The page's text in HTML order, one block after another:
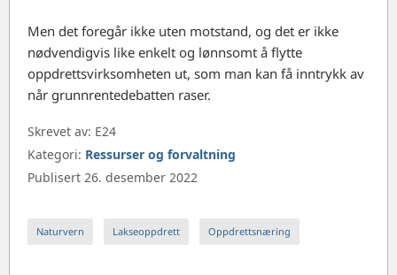
Men det foregår ikke uten motstand, og det er ikke
nødvendigvis like enkelt og lønnsomt å flytte
oppdrettsvirksomheten ut, som man kan få inntrykk av
når grunnrentedebatten raser.
Skrevet av: E24
Kategori: Ressurser og forvaltning
Publisert 26. desember 2022
Naturvern Lakseoppdrett Oppdrettsnæring